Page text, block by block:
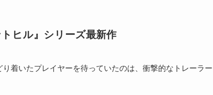
ヒル』シリーズ最新作
着いたプレイヤーを待っていたのは、衝撃的なトレーラー